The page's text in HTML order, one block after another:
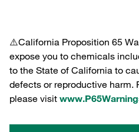
⚠️California Proposition 65
expose you to chemicals
to the State of California to
defects or reproductive harm.
please visit